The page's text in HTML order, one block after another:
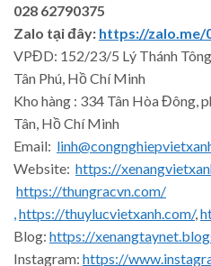
028 62790375
Zalo tại đây: https://zalo.me/
VPĐD: 152/23/5 Lý Thánh
Tân Phú, Hồ Chí Minh
Kho hàng : 334 Tân Hòa Đông,
Tân, Hồ Chí Minh
Email:
Website: https://
https://thungracvn.com/
,https://thuylucvietxanh.com/,
Blog: https://
Instagram: https://